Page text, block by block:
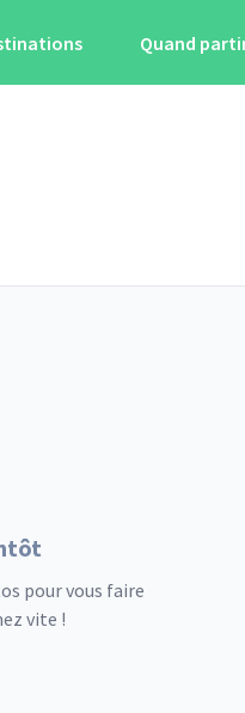
Quand
pour vous faire
vite !